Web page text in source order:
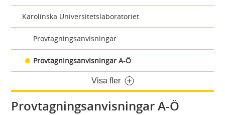
Karolinska Universitetslaboratoriet
Provtagningsanvisningar
Provtagningsanvisningar A-Ö
Visa fler
Provtagningsanvisningar A-Ö